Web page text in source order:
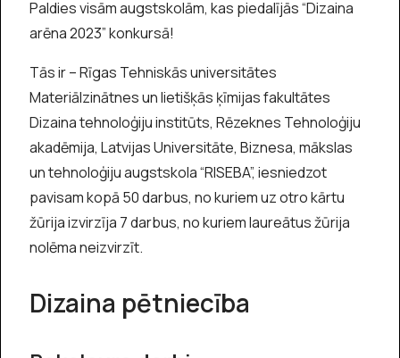
Paldies visām augstskolām, kas piedalījās “Dizaina
arēna 2023” konkursā!
Tās ir – Rīgas Tehniskās universitātes
Materiālzinātnes un lietišķās ķīmijas fakultātes
Dizaina tehnoloģiju institūts, Rēzeknes Tehnoloģiju
akadēmija, Latvijas Universitāte, Biznesa, mākslas
un tehnoloģiju augstskola “RISEBA”, iesniedzot
pavisam kopā 50 darbus, no kuriem uz otro kārtu
žūrija izvirzīja 7 darbus, no kuriem laureātus žūrija
nolēma neizvirzīt.
Dizaina pētniecība